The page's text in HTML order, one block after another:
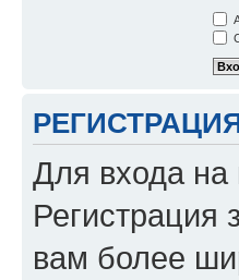
Для входа
Регистрация
вам более